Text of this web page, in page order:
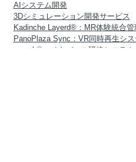
AIシステム開発
3Dシミュレーション開発サービス
Kadinche Layerd®：MR体験統合管
PanoPlaza Sync：VR同時再生シス
meesh®：メタバース研修システム